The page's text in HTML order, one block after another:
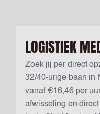
LOGISTIEK
Zoek jij per direct
32/40-urige baan in
vanaf €16,46 per
afwisseling en